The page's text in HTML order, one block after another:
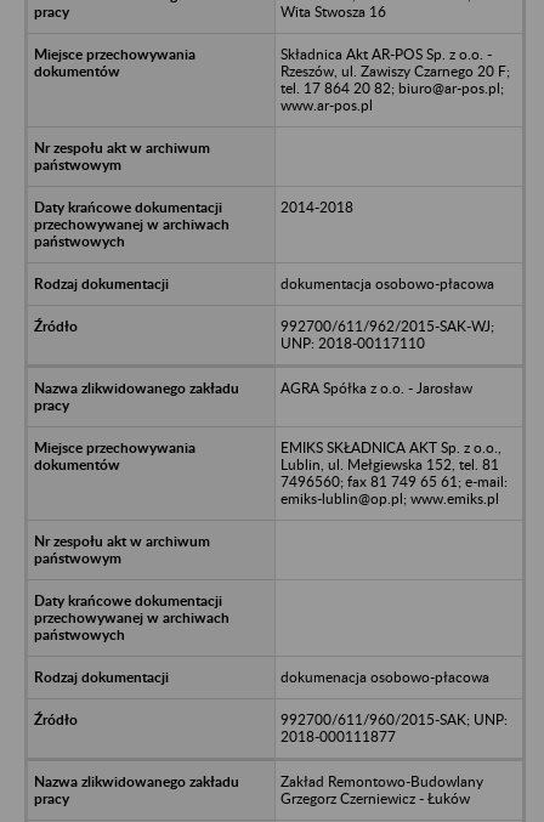
Wita Stwosza 16
Składnica Akt AR-POS Sp. z o.o. -
Rzeszów, ul. Zawiszy Czarnego 20 F;
tel. 17 864 20 82; biuro@ar-pos.pl;
www.ar-pos.pl
2014-2018
dokumentacja osobowo-płacowa
992700/611/962/2015-SAK-WJ;
UNP: 2018-00117110
AGRA Spółka z o.o. - Jarosław
EMIKS SKŁADNICA AKT Sp. z o.o.,
Lublin, ul. Mełgiewska 152, tel. 81
7496560; fax 81 749 65 61; e-mail:
emiks-lublin@op.pl; www.emiks.pl
dokumenacja osobowo-płacowa
992700/611/960/2015-SAK; UNP:
2018-000111877
Zakład Remontowo-Budowlany
Grzegorz Czerniewicz - Łuków